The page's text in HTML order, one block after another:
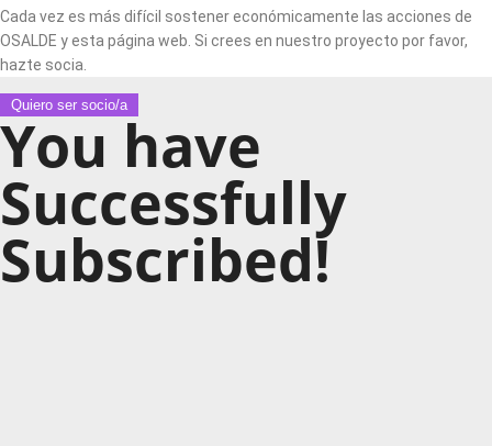
Cada vez es más difícil sostener económicamente las acciones de
OSALDE y esta página web. Si crees en nuestro proyecto por favor,
hazte socia.
Quiero ser socio/a
You have
Successfully
Subscribed!